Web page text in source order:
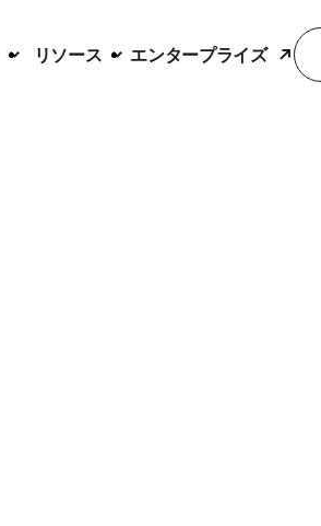
リソース エンタープライズ